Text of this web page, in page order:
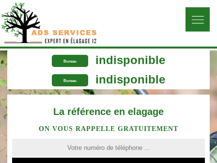
Bureau indisponible
Bureau indisponible
La référence en elagage
ON VOUS RAPPELLE GRATUITEMENT